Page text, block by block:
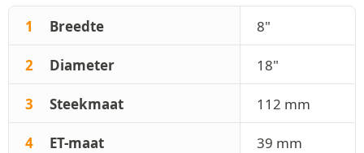
1 Breedte 8"
2 Diameter 18"
3 Steekmaat 112 mm
4 ET-maat 39 mm